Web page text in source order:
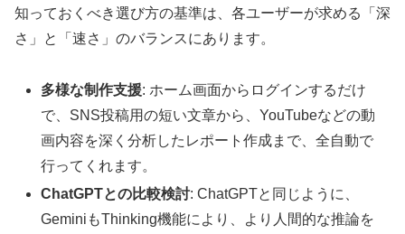
知っておくべき選び方の基準は、各ユーザーが求める「深
さ」と「速さ」のバランスにあります。
多様な制作支援: ホーム画面からログインするだけ
で、SNS投稿用の短い文章から、YouTubeなどの動
画内容を深く分析したレポート作成まで、全自動で
行ってくれます。
ChatGPTとの比較検討: ChatGPTと同じように、
GeminiもThinking機能により、より人間的な推論を